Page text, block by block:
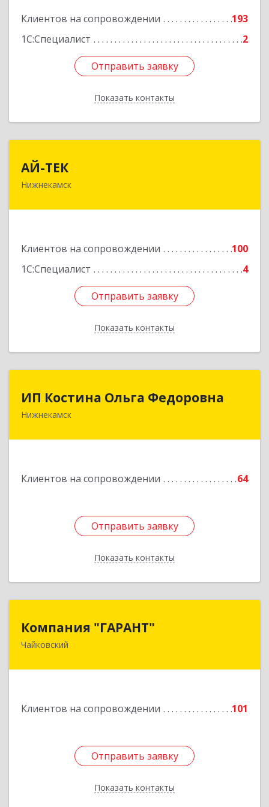
Клиентов на сопровождении
193
1С:Специалист
2
Отправить заявку
Показать контакты
Отправить заявку
Назад
АЙ-ТЕК
Нижнекамск
Клиентов на сопровождении
100
1С:Специалист
4
Отправить заявку
Показать контакты
423570, Татарстан Респ, Нижнекамский р-н,
Подробнее
Отправить заявку
Назад
ИП Костина Ольга Федоровна
Нижнекамск
Клиентов на сопровождении 64
Отправить заявку
Показать контакты
Отправить заявку
Назад
Компания "ГАРАНТ"
Чайковский
Клиентов на сопровождении 101
Отправить заявку
Показать контакты
617760, Пермский край, Чайковский г, Карла
Отправить заявку
Назад